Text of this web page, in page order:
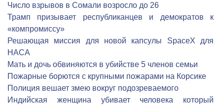
Число взрывов в Сомали возросло до 26
Трамп призывает республиканцев и демократов к
«компромиссу»
Решающая миссия для новой капсулы SpaceX для
НАСА
Мать и дочь обвиняются в убийстве 5 членов семьи
Пожарные борются с крупными пожарами на Корсике
Полиция вешает змею вокруг подозреваемого
Индийская женщина убивает человека который